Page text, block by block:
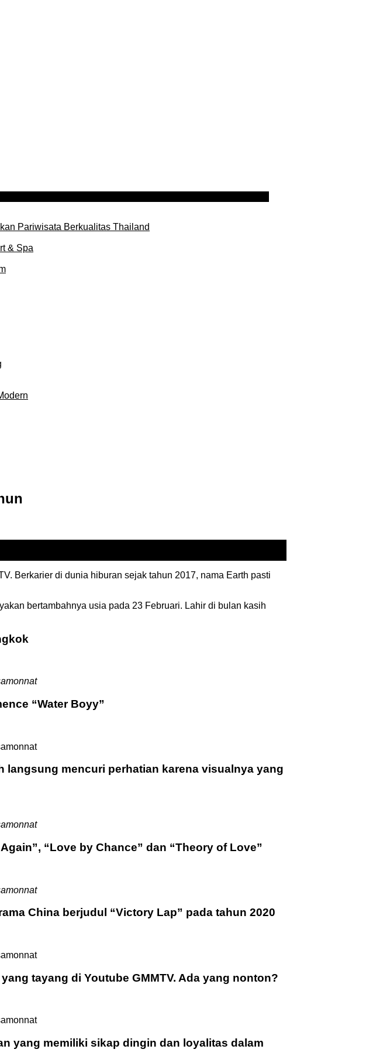
Pariwisata Berkualitas Thailand
& Spa
Berkarier di dunia hiburan sejak tahun 2017, nama Earth pasti
bertambahnya usia pada 23 Februari. Lahir di bulan kasih
“Water Boyy”
langsung mencuri perhatian karena visualnya yang
“Love by Chance” dan “Theory of Love”
China berjudul “Victory Lap” pada tahun 2020
tayang di Youtube GMMTV. Ada yang nonton?
yang memiliki sikap dingin dan loyalitas dalam